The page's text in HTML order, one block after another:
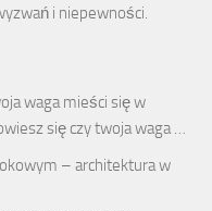
i niepewności.
waga mieści się w
się czy twoja waga …
– architektura w